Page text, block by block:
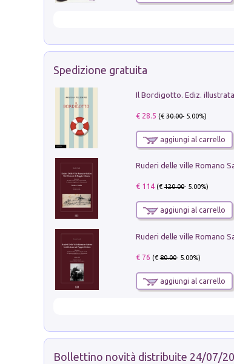
Spedizione gratuita
Il Bordigotto. Ediz. illustrata
€ 28.5 (€30.00- 5.00%)
aggiungi al carrello
€ 114(€120.00- 5.00%)
aggiungi al carrello
€ 76 (€80.00- 5.00%)
aggiungi al carrello
Bollettino novità distribuite 24/07/